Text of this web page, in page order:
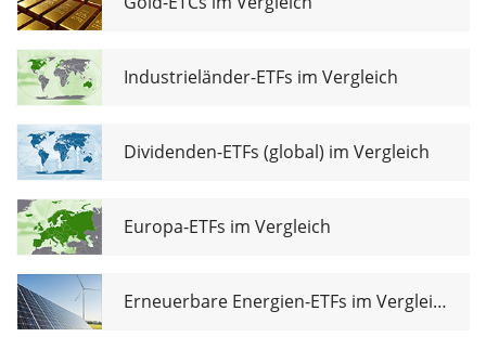
Industrieländer-ETFs im Vergleich
Dividenden-ETFs (global) im Vergleich
Europa-ETFs im Vergleich
Erneuerbare Energien-ETFs im Vergleich